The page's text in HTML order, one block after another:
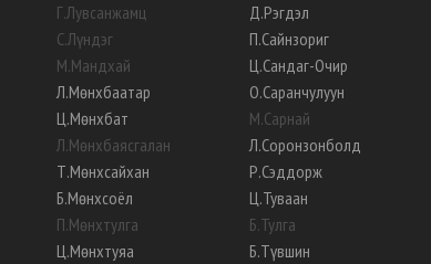
Г.Лувсанжамц
С.Лүндэг
М.Мандхай
Л.Мөнхбаатар
Ц.Мөнхбат
Л.Мөнхбаясгалан
Т.Мөнхсайхан
Б.Мөнхсоёл
П.Мөнхтулга
Ц.Мөнхтуяа
Д.Рэгдэл
П.Сайнзориг
Ц.Сандаг-Очир
О.Саранчулуун
М.Сарнай
Л.Соронзонболд
Р.Сэддорж
Ц.Туваан
Б.Тулга
Б.Түвшин